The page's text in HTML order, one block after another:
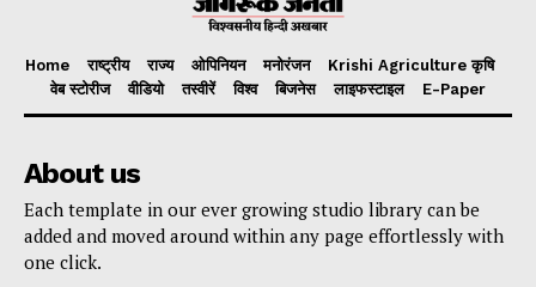
Home राष्ट्रीय राज्य ओपिनियन मनोरंजन
Krishi Agriculture कृषि
वेब स्टोरीज
वीडियो तस्वीरें विश्व बिजनेस लाइफस्टाइल E-Paper
About us
Each template in our ever growing studio library can be
added and moved around within any page effortlessly with
one click.